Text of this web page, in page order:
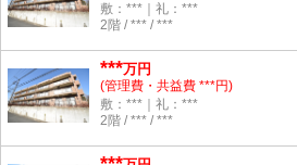
敷：***｜礼：***
2階 / *** / ***
***万円
(管理費・共益費 ***円)
敷：***｜礼：***
2階 / *** / ***